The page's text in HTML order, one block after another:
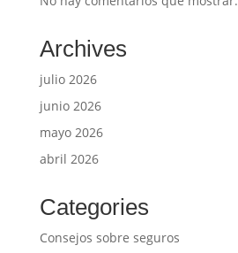
Archives
julio 2026
junio 2026
mayo 2026
abril 2026
Categories
Consejos sobre seguros